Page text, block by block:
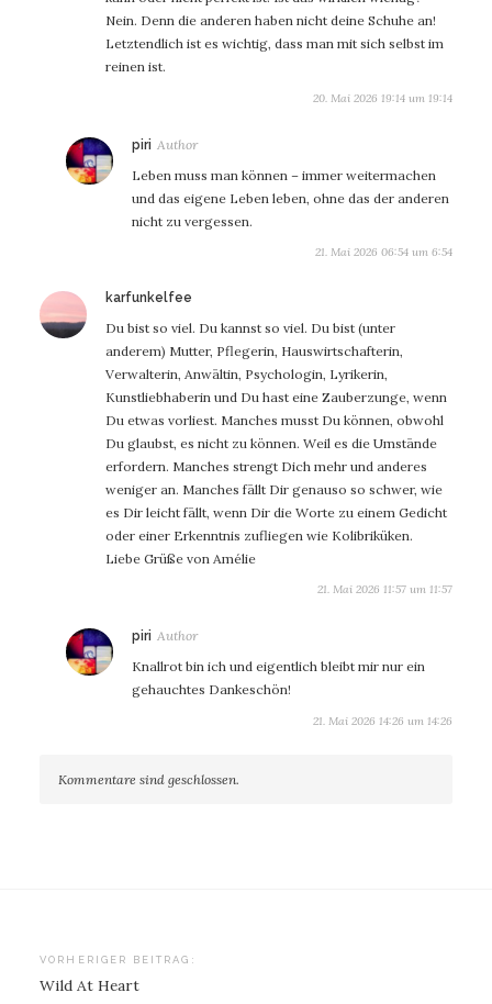
Nein. Denn die anderen haben nicht deine Schuhe an!
Letztendlich ist es wichtig, dass man mit sich selbst im
reinen ist.
20. Mai 2026 19:14 um 19:14
piri sagt:
Leben muss man können – immer weitermachen
und das eigene Leben leben, ohne das der anderen
nicht zu vergessen.
21. Mai 2026 06:54 um 6:54
karfunkelfee
Du bist so viel. Du kannst so viel. Du bist (unter
anderem) Mutter, Pflegerin, Hauswirtschafterin,
Verwalterin, Anwältin, Psychologin, Lyrikerin,
Kunstliebhaberin und Du hast eine Zauberzunge, wenn
Du etwas vorliest. Manches musst Du können, obwohl
Du glaubst, es nicht zu können. Weil es die Umstände
erfordern. Manches strengt Dich mehr und anderes
weniger an. Manches fällt Dir genauso so schwer, wie
es Dir leicht fällt, wenn Dir die Worte zu einem Gedicht
oder einer Erkenntnis zufliegen wie Kolibriküken.
Liebe Grüße von Amélie
21. Mai 2026 11:57 um 11:57
piri sagt:
Knallrot bin ich und eigentlich bleibt mir nur ein
gehauchtes Dankeschön!
21. Mai 2026 14:26 um 14:26
Kommentare sind geschlossen.
Beitragsnavigation
VORHERIGER BEITRAG:
Wild At Heart